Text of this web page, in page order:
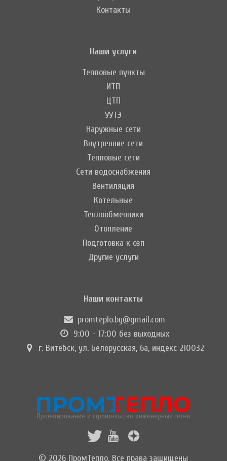
Контакты
Наши услуги
Тепловые пункты
ИТП
ЦТП
УУТЭ
Наружные сети
Внутренние сети
Тепловые сети
Сети водоснабжения
Вентиляция
Котельные
Теплообменники
Отопление
Подготовка к озп
Другие услуги
Наши контакты
promteplo.by@gmail.com
9:00 - 17:00 без выходных
г. Витебск, ул. Белорусская, 6а, индекс 210032
Проектирование и строительство инженерных сетей
© 2026 ПромТепло. Все права защищены